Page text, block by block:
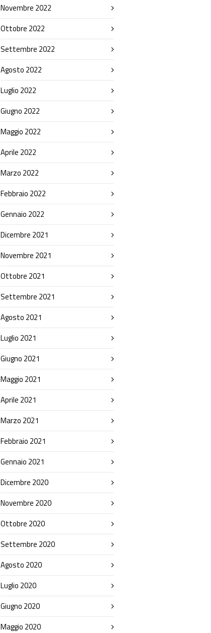
Novembre 2022
Ottobre 2022
Settembre 2022
Agosto 2022
Luglio 2022
Giugno 2022
Maggio 2022
Aprile 2022
Marzo 2022
Febbraio 2022
Gennaio 2022
Dicembre 2021
Novembre 2021
Ottobre 2021
Settembre 2021
Agosto 2021
Luglio 2021
Giugno 2021
Maggio 2021
Aprile 2021
Marzo 2021
Febbraio 2021
Gennaio 2021
Dicembre 2020
Novembre 2020
Ottobre 2020
Settembre 2020
Agosto 2020
Luglio 2020
Giugno 2020
Maggio 2020